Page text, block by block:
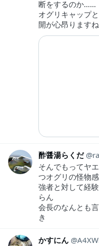
断をするのか……
オグリキャップ
開が心昂りますね
酢醤湯らくだ
そんでもってヤ
つオグリの怪物
強者と対して経
らん
会長のなんとも
き
かすにん